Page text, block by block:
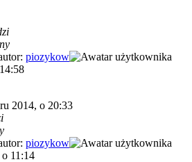
piozykow
2014, o 20:33
piozykow
11:14